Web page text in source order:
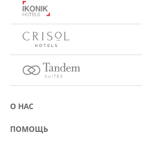
О НАС
О компании Eurostars Hotel Company
ПОМОЩЬ